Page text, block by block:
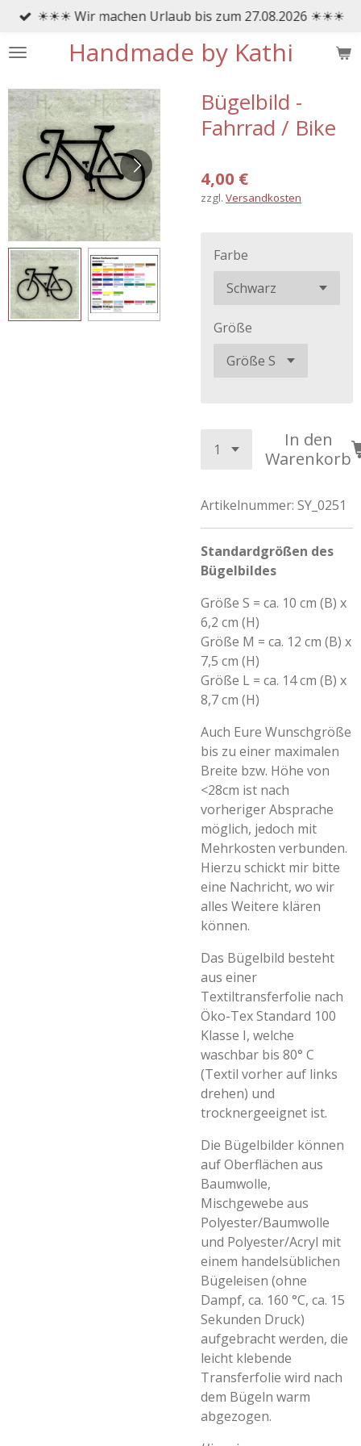
Zum
springen
Handmade by Kathi
☀☀☀ Wir machen Urlaub bis zum 27.08.2026 ☀☀☀
Bügelbild -
Fahrrad / Bike
4,00 €
zzgl. Versandkosten
Farbe
Größe
In den
Warenkorb
Artikelnummer: SY_0251
Standardgrößen des
Bügelbildes
Größe S = ca. 10 cm (B) x
6,2 cm (H)
Größe M = ca. 12 cm (B) x
7,5 cm (H)
Größe L = ca. 14 cm (B) x
8,7 cm (H)
Auch Eure Wunschgröße
bis zu einer maximalen
Breite bzw. Höhe von
<28cm ist nach
vorheriger Absprache
möglich, jedoch mit
Mehrkosten verbunden.
Hierzu schickt mir bitte
eine Nachricht, wo wir
alles Weitere klären
können.
Das Bügelbild besteht
aus einer
Textiltransferfolie nach
Öko-Tex Standard 100
Klasse I, welche
waschbar bis 80° C
(Textil vorher auf links
drehen) und
trocknergeeignet ist.
Die Bügelbilder können
auf Oberflächen aus
Baumwolle,
Mischgewebe aus
Polyester/Baumwolle
und Polyester/Acryl mit
einem handelsüblichen
Bügeleisen (ohne
Dampf, ca. 160 °C, ca. 15
Sekunden Druck)
aufgebracht werden, die
leicht klebende
Transferfolie wird nach
dem Bügeln warm
abgezogen.